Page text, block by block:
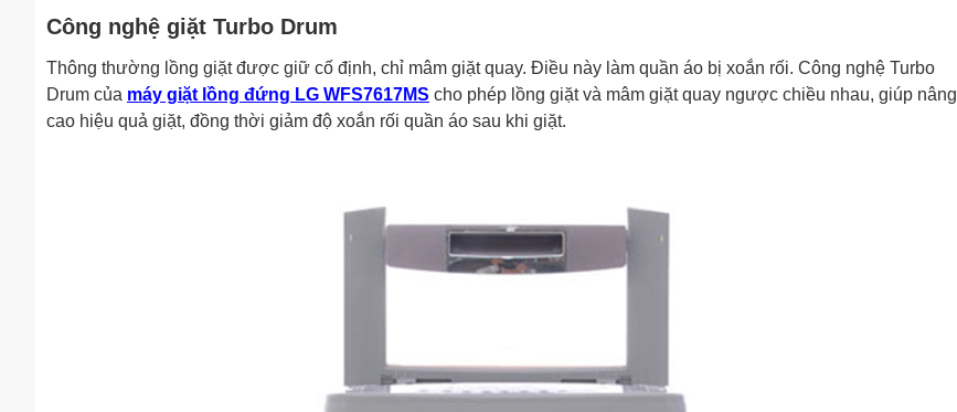
Công nghệ giặt Turbo Drum
Thông thường lồng giặt được giữ cố định, chỉ mâm giặt quay. Điều này làm quần áo bị xoắn rối. Công nghệ Turbo
Drum của máy giặt lồng đứng LG WFS7617MS cho phép lồng giặt và mâm giặt quay ngược chiều nhau, giúp nâng
cao hiệu quả giặt, đồng thời giảm độ xoắn rối quần áo sau khi giặt.